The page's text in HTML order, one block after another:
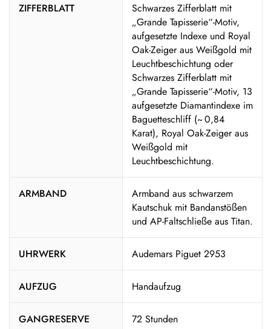
ZIFFERBLATT
Schwarzes Zifferblatt mit
„Grande Tapisserie“-Motiv,
aufgesetzte Indexe und Royal
Oak-Zeiger aus Weißgold mit
Leuchtbeschichtung oder
Schwarzes Zifferblatt mit
„Grande Tapisserie“-Motiv, 13
aufgesetzte Diamantindexe im
Baguetteschliff (~ 0,84
Karat), Royal Oak-Zeiger aus
Weißgold mit
Leuchtbeschichtung.
ARMBAND
Armband aus schwarzem
Kautschuk mit Bandanstößen
und AP-Faltschließe aus Titan.
UHRWERK Audemars Piguet 2953
AUFZUG Handaufzug
GANGRESERVE 72 Stunden